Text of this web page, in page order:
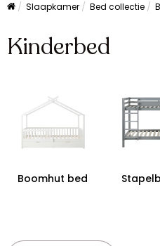
Slaapkamer Bed collectie
Kinderbed
Boomhut bed